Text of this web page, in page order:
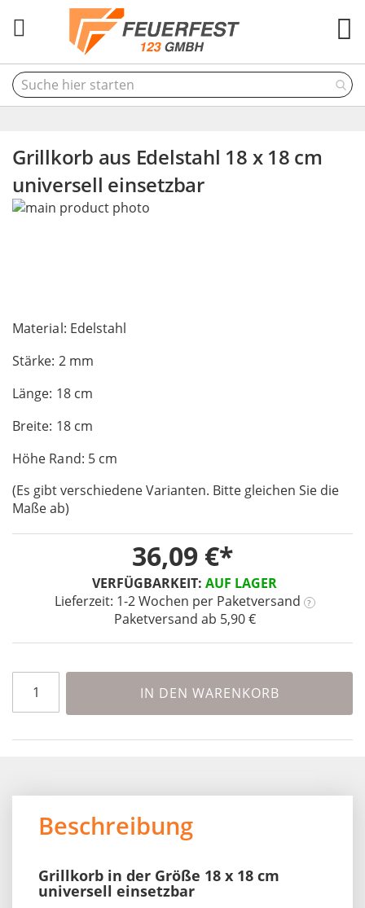
Grillkorb aus Edelstahl 18 x 18 cm
universell einsetzbar
Material: Edelstahl
Stärke: 2 mm
Länge: 18 cm
Breite: 18 cm
Höhe Rand: 5 cm
(Es gibt verschiedene Varianten. Bitte gleichen Sie die
Maße ab)
VERFÜGBARKEIT: AUF LAGER
Lieferzeit: 1-2 Wochen per Paketversand ?
Paketversand ab 5,90 €
36,09 €
IN DEN WARENKORB
Skip
gallery
to
beginning
the
images
gallery
Beschreibung
Grillkorb in der Größe 18 x 18 cm
universell einsetzbar